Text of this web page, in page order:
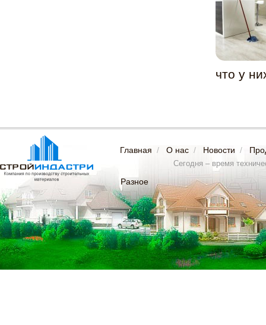
что у
Главная / О нас / Новости /
Сегодня – время
Разное